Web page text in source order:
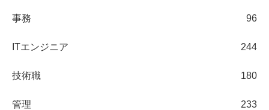
事務 96
ITエンジニア 244
技術職 180
管理 233